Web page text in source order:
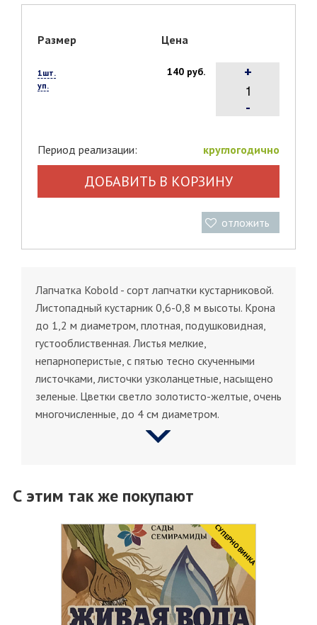
Размер Цена
1шт.
уп.
140 руб.
-
+
Период реализации: круглогодично
ДОБАВИТЬ В КОРЗИНУ
отложить
Лапчатка Kobold - сорт лапчатки кустарниковой.
Листопадный кустарник 0,6-0,8 м высоты. Крона
до 1,2 м диаметром, плотная, подушковидная,
густооблиственная. Листья мелкие,
непарноперистые, с пятью тесно скученными
листочками, листочки узколанцетные, насыщено
зеленые. Цветки светло золотисто-желтые, очень
многочисленные, до 4 см диаметром.
С этим так же покупают
CУПЕРНОВИНКА